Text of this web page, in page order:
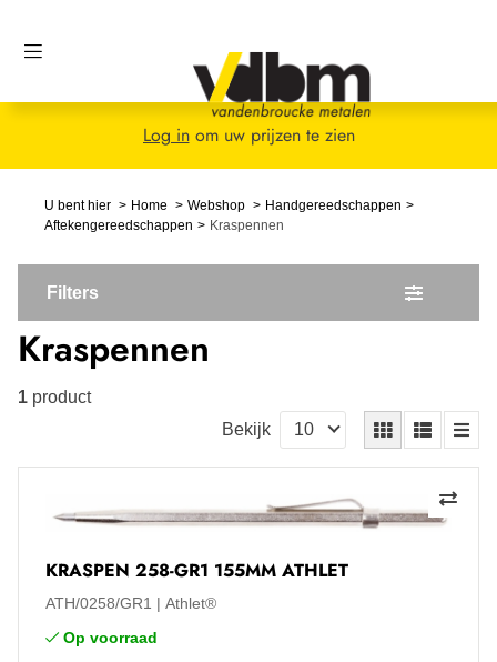
Log inom uw prijzen te zien
U bent hier Home Webshop
Handgereedschappen
Aftekengereedschappen
Kraspennen
Filters
Kraspennen
1 product
Bekijk
KRASPEN 258-GR1 155MM ATHLET
ATH/0258/GR1
Athlet®
Op voorraad